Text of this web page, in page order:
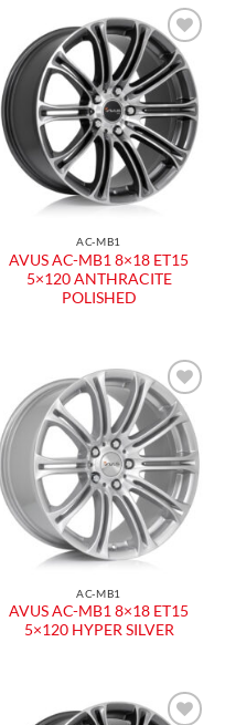
Aggiungi
alla lista
dei
desideri
AC-MB1
AVUS AC-MB1 8×18 ET15
5×120 ANTHRACITE
POLISHED
Aggiungi
alla lista
dei
desideri
AC-MB1
AVUS AC-MB1 8×18 ET15
5×120 HYPER SILVER